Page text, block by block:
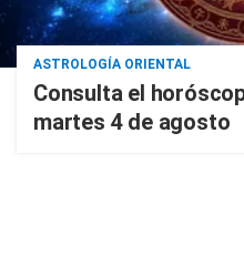
ASTROLOGÍA ORIENTAL
Consulta el
martes 4 de agosto